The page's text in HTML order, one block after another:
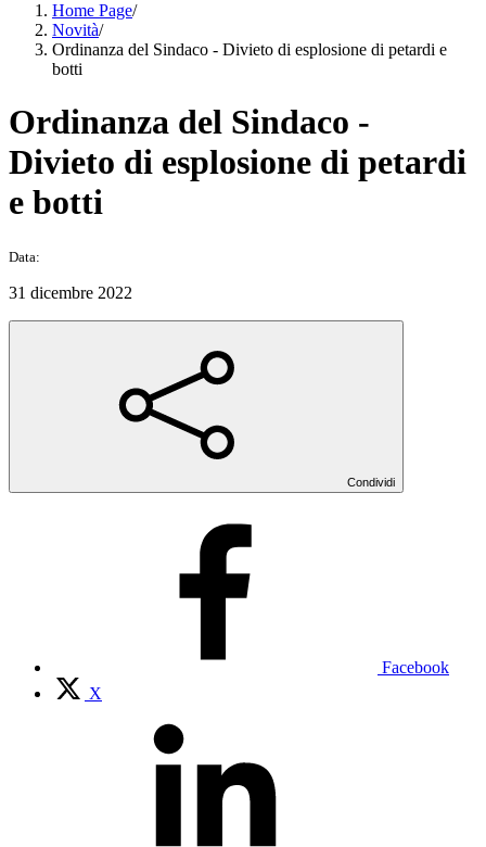
Home Page/
Novità/
Ordinanza del Sindaco - Divieto di esplosione di petardi e
botti
Ordinanza del Sindaco -
Divieto di esplosione di petardi
e botti
Data:
31 dicembre 2022
Condividi
Facebook
X